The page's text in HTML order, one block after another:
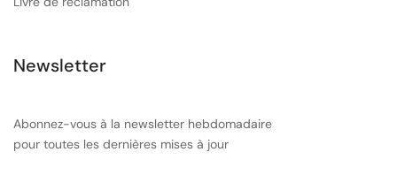
Newsletter
Abonnez-vous à la newsletter hebdomadaire
pour toutes les dernières mises à jour